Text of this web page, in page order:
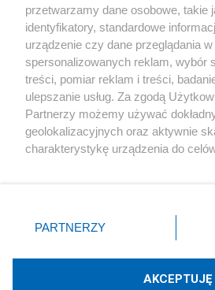
Kultura
X Facebook
przetwarzamy dane osobowe, takie
identyfikatory, standardowe
urządzenie czy dane przeglądania
spersonalizowanych reklam, wybór
treści, pomiar reklam i treści,
ulepszanie usług. Za zgodą
Partnerzy możemy używać
geolokalizacyjnych oraz aktywnie
charakterystykę urządzenia do
zmienić/wycofać klikając przycisk
znajdujący się w lewym dolnym
rodzaje przetwarzania danych nie
użytkownika, ale masz prawo
PARTNERZY
AKCEPTUJĘ